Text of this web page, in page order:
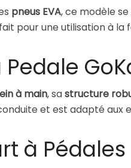
pneus EVA, ce modèle
pour une utilisation à la
à main, sastructure
et est adapté aux
à Pédales